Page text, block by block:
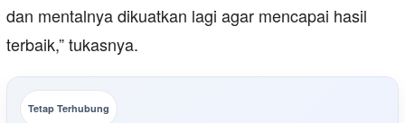
dan mentalnya dikuatkan lagi agar mencapai hasil
terbaik,” tukasnya.
Tetap Terhubung